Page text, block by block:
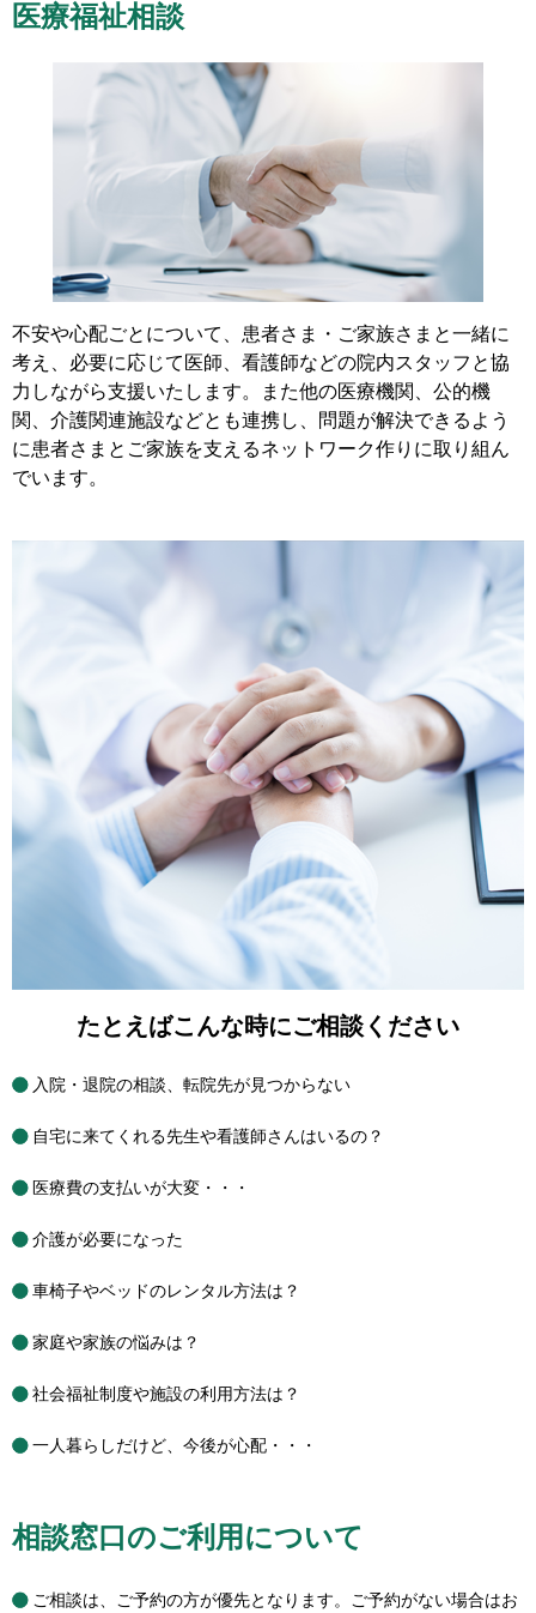
医療福祉相談
不安や心配ごとについて、患者さま・ご家族さまと一緒に
考え、必要に応じて医師、看護師などの院内スタッフと協
力しながら支援いたします。また他の医療機関、公的機
関、介護関連施設などとも連携し、問題が解決できるよう
に患者さまとご家族を支えるネットワーク作りに取り組ん
でいます。
たとえばこんな時にご相談ください
入院・退院の相談、転院先が見つからない
自宅に来てくれる先生や看護師さんはいるの？
医療費の支払いが大変・・・
介護が必要になった
車椅子やベッドのレンタル方法は？
家庭や家族の悩みは？
社会福祉制度や施設の利用方法は？
一人暮らしだけど、今後が心配・・・
相談窓口のご利用について
ご相談は、ご予約の方が優先となります。ご予約がない場合はお